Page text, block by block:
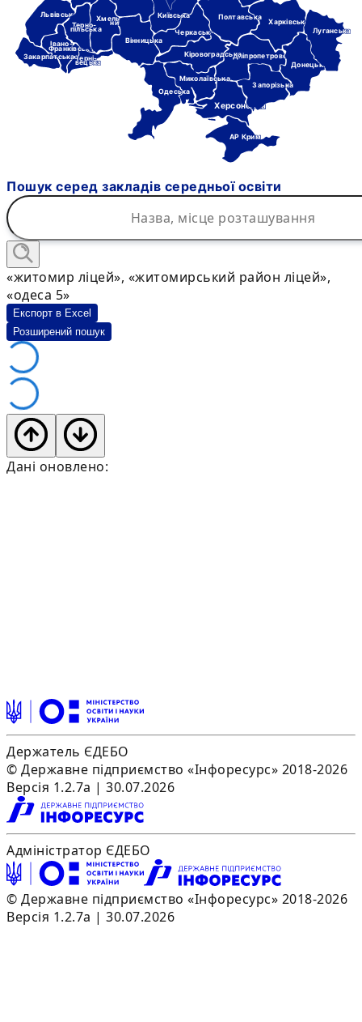
Черкаська
Черні-
вецька
Дніпропетровська
Донецька
Івано-
Франківська
Харківська
Херсонська
Хмель-
ницька
Кіровоградська
АР Крим
Київська
Луганська
Львівська
Миколаївська
Одеська
Полтавська
Терно-
пільська
Вінницька
Закарпатська
Запорізька
Пошук серед закладів середньої освіти
«житомир ліцей», «житомирський район ліцей»,
«одеса 5»
Експорт в Excel
Розширений пошук
Дані оновлено:
Держатель ЄДЕБО
© Державне підприємство «Інфоресурс» 2018-2026
Версія 1.2.7a | 30.07.2026
Адміністратор ЄДЕБО
© Державне підприємство «Інфоресурс» 2018-2026
Версія 1.2.7a | 30.07.2026